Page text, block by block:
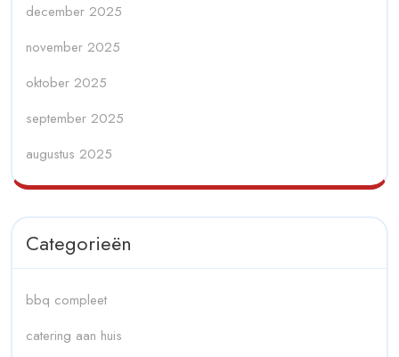
december 2025
november 2025
oktober 2025
september 2025
augustus 2025
Categorieën
bbq compleet
catering aan huis